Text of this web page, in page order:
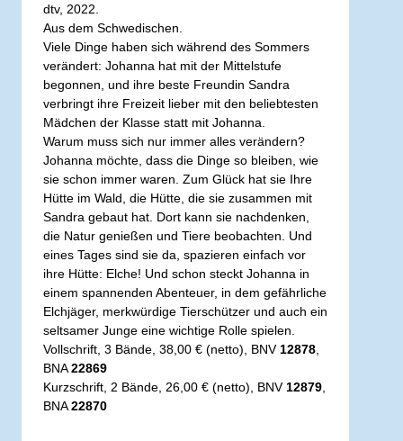
dtv, 2022.
Aus dem Schwedischen.
Viele Dinge haben sich während des Sommers
verändert: Johanna hat mit der Mittelstufe
begonnen, und ihre beste Freundin Sandra
verbringt ihre Freizeit lieber mit den beliebtesten
Mädchen der Klasse statt mit Johanna.
Warum muss sich nur immer alles verändern?
Johanna möchte, dass die Dinge so bleiben, wie
sie schon immer waren. Zum Glück hat sie Ihre
Hütte im Wald, die Hütte, die sie zusammen mit
Sandra gebaut hat. Dort kann sie nachdenken,
die Natur genießen und Tiere beobachten. Und
eines Tages sind sie da, spazieren einfach vor
ihre Hütte: Elche! Und schon steckt Johanna in
einem spannenden Abenteuer, in dem gefährliche
Elchjäger, merkwürdige Tierschützer und auch ein
seltsamer Junge eine wichtige Rolle spielen.
Vollschrift, 3 Bände, 38,00 € (netto), BNV 12878
BNA22869
Kurzschrift, 2 Bände, 26,00 € (netto), BNV 12879
BNA22870